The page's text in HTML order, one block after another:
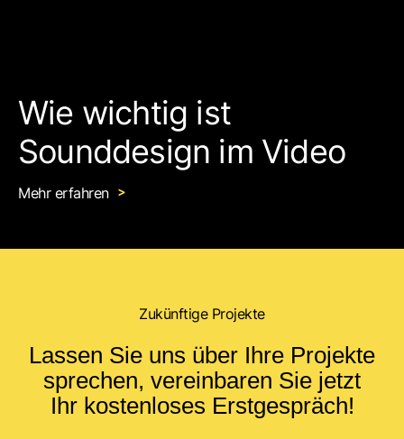
Wie wichtig ist
Sounddesign im Video
Mehr erfahren
Zukünftige Projekte
Lassen Sie uns über Ihre Projekte
sprechen, vereinbaren Sie jetzt
Ihr kostenloses Erstgespräch!